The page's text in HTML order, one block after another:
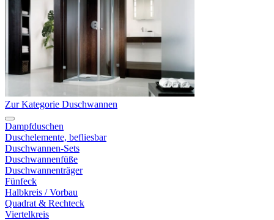
Zur Kategorie Duschwannen
Dampfduschen
Duschelemente, befliesbar
Duschwannen-Sets
Duschwannenfüße
Duschwannenträger
Fünfeck
Halbkreis / Vorbau
Quadrat & Rechteck
Viertelkreis